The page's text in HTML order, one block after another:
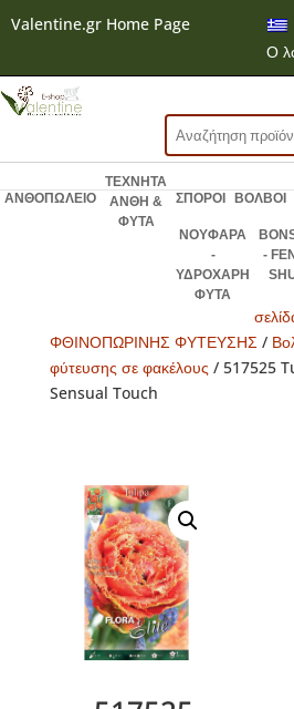
Valentine.gr Home Page
Ο
Αναζήτηση
για:
ΑΝΘΟΠΩΛΕΙΟ
ΤΕΧΝΗΤΑ
ΑΝΘΗ &
ΦΥΤΑ
ΣΠΟΡΟΙ ΒΟΛΒΟΙ
ΝΟΥΦΑΡΑ
-
ΥΔΡΟΧΑΡΗ
ΦΥΤΑ
-
ΦΘΙΝΟΠΩΡΙΝΗΣ ΦΥΤΕΥΣΗΣ/
φύτευσης σε φακέλους / 517525
Sensual Touch